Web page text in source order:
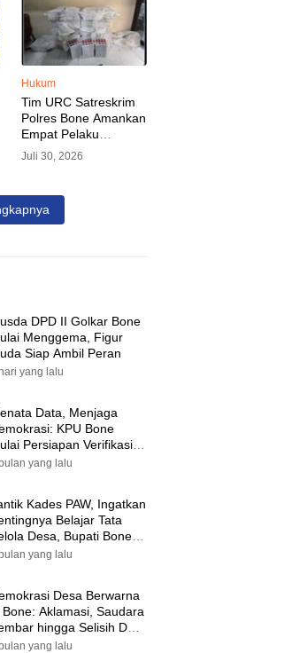
Hukum
Tim URC Satreskrim
Polres Bone Amankan
Empat Pelaku
Pencurian Aset PLN,
Kerugian Ditaksir
Juli 30, 2026
DPD II Golkar Bone
Menggema, Figur
Siap Ambil Peran
yang lalu
Data, Menjaga
KPU Bone
Persiapan Verifikasi
Politik Menuju Pemilu
yang lalu
Kades PAW, Ingatkan
Belajar Tata
Desa, Bupati Bone:
Ada Lagi Kubu,
yang lalu
Desa Berwarna
Bone: Aklamasi, Saudara
hingga Selisih Dua
Warnai Pilkades PAW
yang lalu